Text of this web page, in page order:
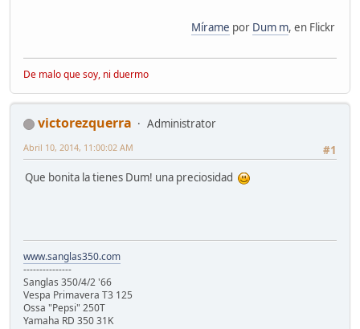
Mírame por Dum m, en Flickr
De malo que soy, ni duermo
victorezquerra
Administrator
#1
Abril 10, 2014, 11:00:02 AM
Que bonita la tienes Dum! una preciosidad
www.sanglas350.com
---------------
Sanglas 350/4/2 '66
Vespa Primavera T3 125
Ossa "Pepsi" 250T
Yamaha RD 350 31K